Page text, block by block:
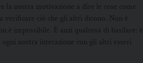
la nostra motivazione a dire le cose come
verificare ciò che gli altri dicono. Non è
è impossibile. È anzi qualcosa di basilare: è
ogni nostra interazione con gli altri esseri